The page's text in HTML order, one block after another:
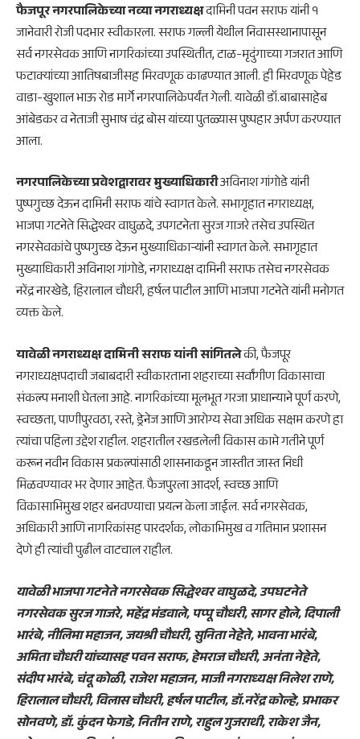
फैजपूर नगरपालिकेच्या नव्या नगराध्यक्षदामिनी पवन सराफ यांनी १
जानेवारी रोजी पदभार स्वीकारला. सराफ गल्ली येथील निवासस्थानापासून
सर्व नगरसेवक आणि नागरिकांच्या उपस्थितीत, टाळ-मृदुंगाच्या गजरात आणि
फटाक्यांच्या आतिषबाजीसह मिरवणूक काढण्यात आली. ही मिरवणूक पेहेड
वाडा-खुशाल भाऊ रोड मार्गे नगरपालिकेपर्यंत गेली. यावेळी डॉ.बाबासाहेब
आंबेडकर व नेताजी सुभाष चंद्र बोस यांच्या पुतळ्यास पुष्पहार अर्पण करण्यात
आला.
नगरपालिकेच्या प्रवेशद्वारावर मुख्याधिकारीअविनाश गांगोडे यांनी
पुष्पगुच्छ देऊन दामिनी सराफ यांचे स्वागत केले. सभागृहात नगराध्यक्ष,
भाजपा गटनेते सिद्धेश्वर वाघुळदे, उपगटनेता सुरज गाजरे तसेच उपस्थित
नगरसेवकांचे पुष्पगुच्छ देऊन मुख्याधिकाऱ्यांनी स्वागत केले. सभागृहात
मुख्याधिकारी अविनाश गांगोडे, नगराध्यक्ष दामिनी सराफ तसेच नगरसेवक
नरेंद्र नारखेडे, हिरालाल चौधरी, हर्षल पाटील आणि भाजपा गटनेते यांनी मनोगत
व्यक्त केले.
यावेळी नगराध्यक्ष दामिनी सराफ यांनी सांगितलेकी, फैजपूर
नगराध्यक्षपदाची जबाबदारी स्वीकारताना शहराच्या सर्वांगीण विकासाचा
संकल्प मनाशी घेतला आहे. नागरिकांच्या मूलभूत गरजा प्राधान्याने पूर्ण करणे,
स्वच्छता, पाणीपुरवठा, रस्ते, ड्रेनेज आणि आरोग्य सेवा अधिक सक्षम करणे हा
त्यांचा पहिला उद्देश राहील. शहरातील रखडलेली विकास कामे गतीने पूर्ण
करून नवीन विकास प्रकल्पांसाठी शासनाकडून जास्तीत जास्त निधी
मिळवण्यावर भर देणार आहेत. फैजपुरला आदर्श, स्वच्छ आणि
विकासाभिमुख शहर बनवण्याचा प्रयत्न केला जाईल. सर्व नगरसेवक,
अधिकारी आणि नागरिकांसह पारदर्शक, लोकाभिमुख व गतिमान प्रशासन
देणे ही त्यांची पुढील वाटचाल राहील.
यावेळी भाजपा गटनेते नगरसेवक सिद्धेश्वर वाघुळदे, उपघटनेते
नगरसेवक सुरज गाजरे, महेंद्र मंडवाले, पप्पू चौधरी, सागर होले, दिपाली
भारंबे, नीलिमा महाजन, जयश्री चौधरी, सुनिता नेहेते, भावना भारंबे,
अमिता चौधरी यांच्यासह पवन सराफ, हेमराज चौधरी, अनंता नेहेते,
संदीप भारंबे, चंदू कोळी, राजेश महाजन, माजी नगराध्यक्ष निलेश राणे,
हिरालाल चौधरी, विलास चौधरी, हर्षल पाटील, डॉ.नरेंद्र कोल्हे, प्रभाकर
सोनवणे, डॉ. कुंदन फेगडे, नितीन राणे, राहुल गुजराथी, राकेश जैन,